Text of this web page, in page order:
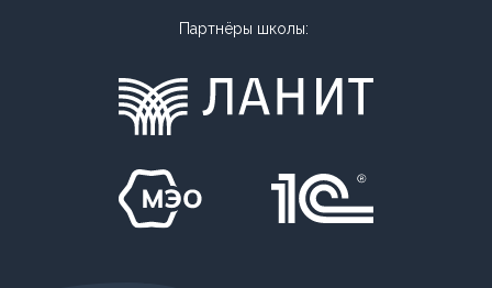
Партнёры школы: